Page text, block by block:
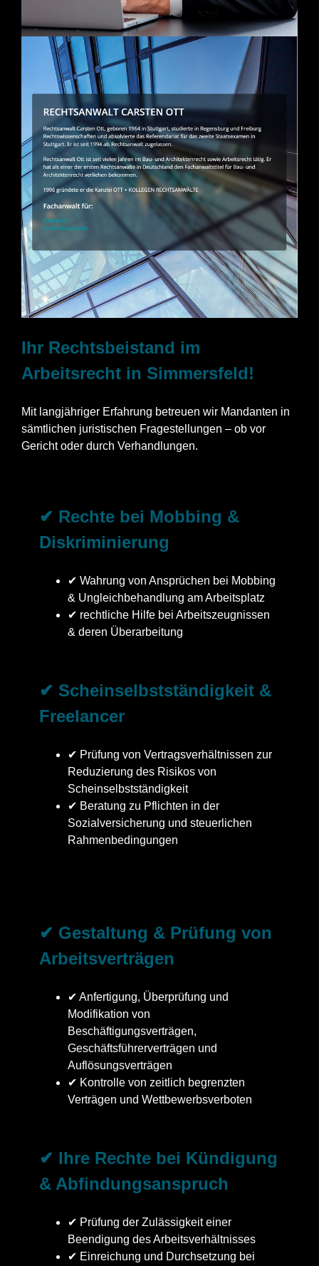
Ihr Rechtsbeistand im
Arbeitsrecht in Simmersfeld!
Mit langjähriger Erfahrung betreuen wir Mandanten in
sämtlichen juristischen Fragestellungen – ob vor
Gericht oder durch Verhandlungen.
✔ Rechte bei Mobbing &
Diskriminierung
✔ Wahrung von Ansprüchen bei Mobbing
& Ungleichbehandlung am Arbeitsplatz
✔ rechtliche Hilfe bei Arbeitszeugnissen
& deren Überarbeitung
✔ Scheinselbstständigkeit &
Freelancer
✔ Prüfung von Vertragsverhältnissen zur
Reduzierung des Risikos von
Scheinselbstständigkeit
✔ Beratung zu Pflichten in der
Sozialversicherung und steuerlichen
Rahmenbedingungen
✔ Gestaltung & Prüfung von
Arbeitsverträgen
✔ Anfertigung, Überprüfung und
Modifikation von
Beschäftigungsverträgen,
Geschäftsführerverträgen und
Auflösungsverträgen
✔ Kontrolle von zeitlich begrenzten
Verträgen und Wettbewerbsverboten
✔ Ihre Rechte bei Kündigung
& Abfindungsanspruch
✔ Prüfung der Zulässigkeit einer
Beendigung des Arbeitsverhältnisses
✔ Einreichung und Durchsetzung bei